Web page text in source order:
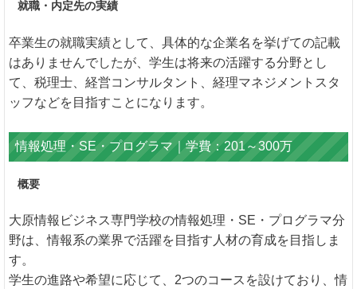
就職・内定先の実績
卒業生の就職実績として、具体的な企業名を挙げての記載
はありませんでしたが、学生は将来の活躍する分野とし
て、税理士、経営コンサルタント、経理マネジメントスタ
ッフなどを目指すことになります。
情報処理・SE・プログラマ｜学費：201～300万
概要
大原情報ビジネス専門学校の情報処理・SE・プログラマ分
野は、情報系の業界で活躍を目指す人材の育成を目指しま
す。
学生の進路や希望に応じて、2つのコースを設けており、情